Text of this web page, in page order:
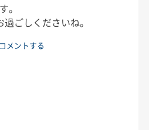
。
ごしくださいね。
コメントする